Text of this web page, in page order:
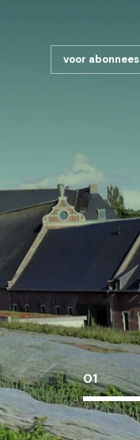
voor abonnees
01